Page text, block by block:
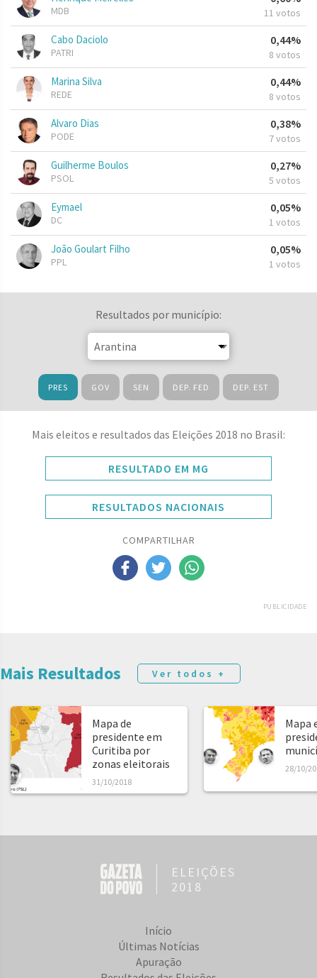
MDB 11 votos
Cabo Daciolo
PATRI
0,44%
8 votos
Marina Silva
REDE
0,44%
8 votos
Alvaro Dias
PODE
0,38%
7 votos
Guilherme Boulos
PSOL
0,27%
5 votos
Eymael
DC
0,05%
1 votos
João Goulart Filho
PPL
0,05%
1 votos
Resultados por município:
PRES GOV SEN DEP. FED DEP. EST
Mais eleitos e resultados das Eleições 2018 no Brasil:
RESULTADO EM MG
RESULTADOS NACIONAIS
COMPARTILHAR
PUBLICIDADE
Mais Resultados Ver todos +
Mapa de
presidente em
Curitiba por
zonas eleitorais
31/10/2018
Mapa
28/10/
ELEIÇÕES
2018
Início
Últimas Notícias
Apuração